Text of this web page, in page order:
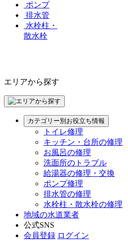
ポンプ
排水管
水栓柱・
散水栓
エリアから探す
カテゴリー別お役立ち情報
トイレ修理
キッチン・台所の修理
お風呂の修理
洗面所のトラブル
給湯器の修理・交換
ポンプ修理
排水管の修理
水栓柱・散水栓の修理
地域の水道業者
公式SNS
会員登録 ログイン